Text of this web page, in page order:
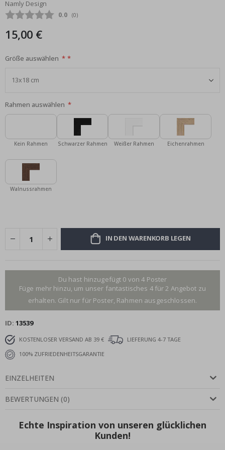
Bildgalerie
springen
Namly Design
Durchschnittliche Bewertung:
0.0 (abgegebene bewertungen:
0)
15,00 €
Größe auswählen
Rahmen auswählen
Kein Rahmen Schwarzer Rahmen Weißer Rahmen Eichenrahmen
Walnussrahmen
IN DEN WARENKORB LEGEN
Du hast hinzugefügt 0 von 4 Poster
Füge mehr hinzu, um unser fantastisches 4 für 2 Angebot zu
erhalten. Gilt nur für Poster, Rahmen ausgeschlossen.
ID 13539
KOSTENLOSER VERSAND AB 39 €
LIEFERUNG 4-7 TAGE
100% ZUFRIEDENHEITSGARANTIE
EINZELHEITEN
BEWERTUNGEN (0)
Echte Inspiration von unseren glücklichen
Kunden!